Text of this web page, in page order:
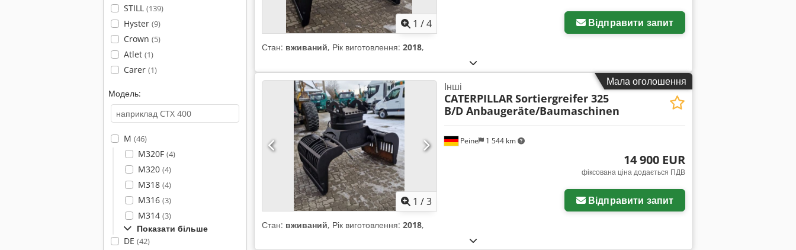
STILL (139)
Hyster (9)
Crown (5)
Atlet (1)
Carer (1)
Модель:
M (46)
M320F (4)
M320 (4)
M318 (4)
M316 (3)
M314 (3)
Показати більше
DE (42)
1 /4 Відправити запит
Стан: вживаний, Рік виготовлення: 2018,
Мала оголошення
1 /3
Peine 1 544 km
Інші
CATERPILLARSortiergreifer 325
B/D Anbaugeräte/Baumaschinen
14 900 EUR
фіксована ціна додається ПДВ
Відправити запит
Стан: вживаний, Рік виготовлення: 2018,